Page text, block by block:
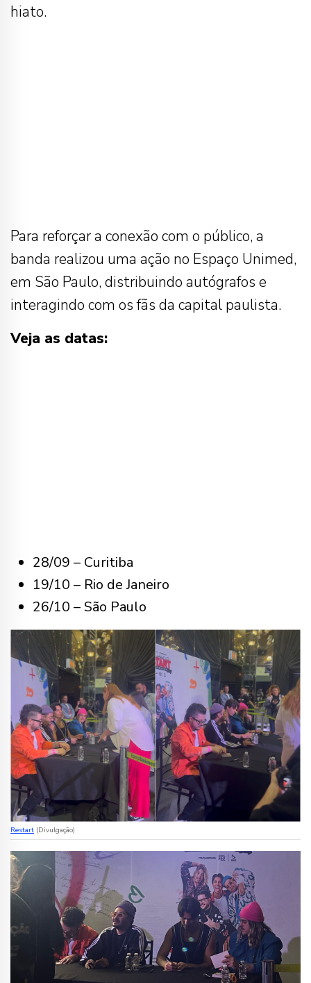
hiato.
Para reforçar a conexão com o público, a
banda realizou uma ação no Espaço Unimed,
em São Paulo, distribuindo autógrafos e
interagindo com os fãs da capital paulista.
Veja as datas:
28/09 – Curitiba
19/10 – Rio de Janeiro
26/10 – São Paulo
Restart (Divulgação)